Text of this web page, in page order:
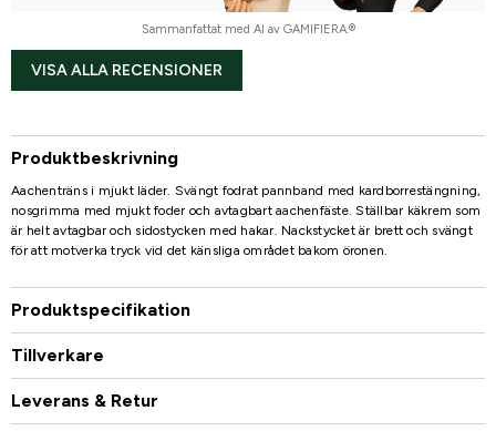
Sammanfattat med AI av GAMIFIERA.®
VISA ALLA RECENSIONER
Produktbeskrivning
Aachenträns i mjukt läder. Svängt fodrat pannband med kardborrestängning,
nosgrimma med mjukt foder och avtagbart aachenfäste. Ställbar käkrem som
är helt avtagbar och sidostycken med hakar. Nackstycket är brett och svängt
för att motverka tryck vid det känsliga området bakom öronen.
Produktspecifikation
Tillverkare
Leverans & Retur